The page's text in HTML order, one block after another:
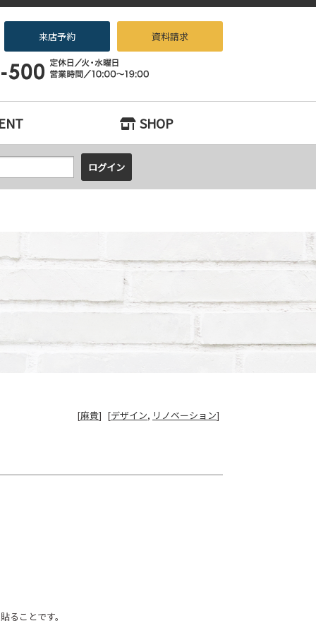
しなら、『中古住宅×リノベーション専門店beans』へお任せください！
来店予約 資料請求
SHOP
[麻貴] [デザイン, リノベーション]
ることです。